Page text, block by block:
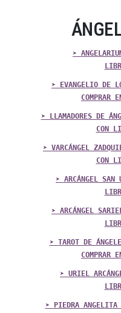
➤
➤ EVANGELIO DE
COMPRAR
➤ LLAMADORES DE
CON
➤ VARCÁNGEL
CON
➤ ARCÁNGEL SAN
➤ ARCÁNGEL
➤ TAROT DE
COMPRAR
➤ URIEL
➤ PIEDRA ANGELITA